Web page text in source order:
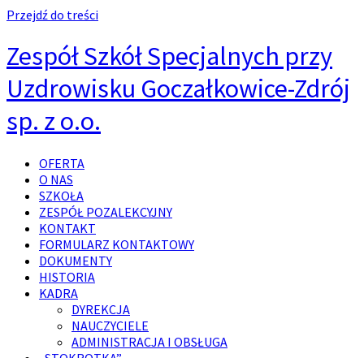
Przejdź do treści
Zespół Szkół Specjalnych przy
Uzdrowisku Goczałkowice-Zdrój
sp. z o.o.
OFERTA
O NAS
SZKOŁA
ZESPÓŁ POZALEKCYJNY
KONTAKT
FORMULARZ KONTAKTOWY
DOKUMENTY
HISTORIA
KADRA
DYREKCJA
NAUCZYCIELE
ADMINISTRACJA I OBSŁUGA